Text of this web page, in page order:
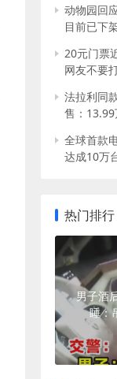
动物园回
目前已下
20元门票
网友不要
法拉利同
售：13.99
全球首款
达成10万
热门排行
男子酒
睡：